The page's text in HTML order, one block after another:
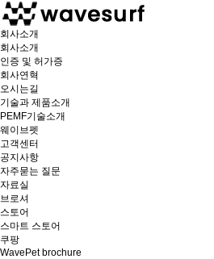
회사소개
회사소개
인증 및 허가증
회사연혁
오시는길
기술과 제품소개
PEMF기술소개
웨이브펫
고객센터
공지사항
자주묻는 질문
자료실
브로셔
스토어
스마트 스토어
쿠팡
WavePet brochure